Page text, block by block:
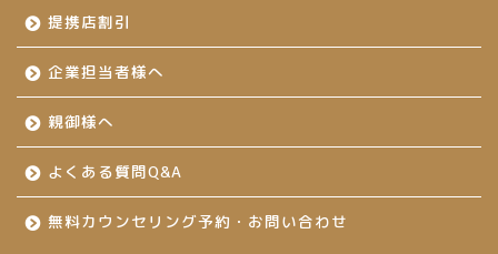
提携店割引
企業担当者様へ
親御様へ
よくある質問Q&A
無料カウンセリング予約・お問い合わせ